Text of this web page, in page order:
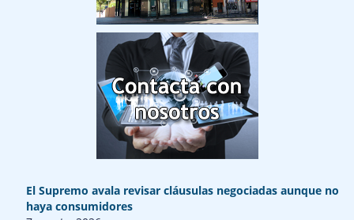
El Supremo avala revisar cláusulas negociadas aunque no
haya consumidores